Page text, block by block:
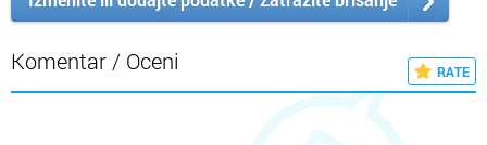
Komentar / Oceni RATE